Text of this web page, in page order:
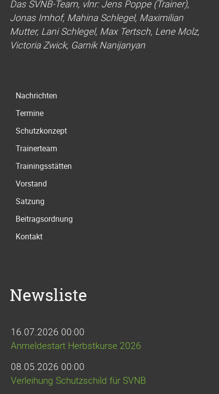
Das SVNB-Team, vlnr: Jens Poppe (Trainer),
Jonas Imhof, Mahina Schlegel, Maximilian
Mutter, Lani Schlegel, Max Tertsch, Lene Molz,
Victoria Zwick, Garnik Nanijanyan
überspringen
Nachrichten
Termine
Schutzkonzept
Trainerteam
Trainingsstätten
Vorstand
Satzung
Beitragsordnung
Kontakt
Newsliste
16.07.2026 00:00
Anmeldestart Herbstkurse 2026
08.05.2026 00:00
Verleihung Schutzschild für SVNB